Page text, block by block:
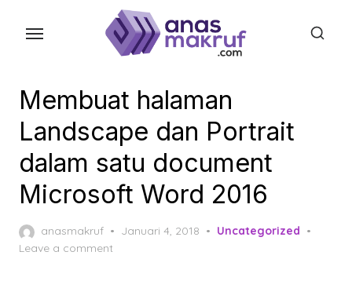
Membuat halaman
Landscape dan Portrait
dalam satu document
Microsoft Word 2016
anasmakruf
Posted
Januari 4, 2018
Uncategorized
Leave a comment